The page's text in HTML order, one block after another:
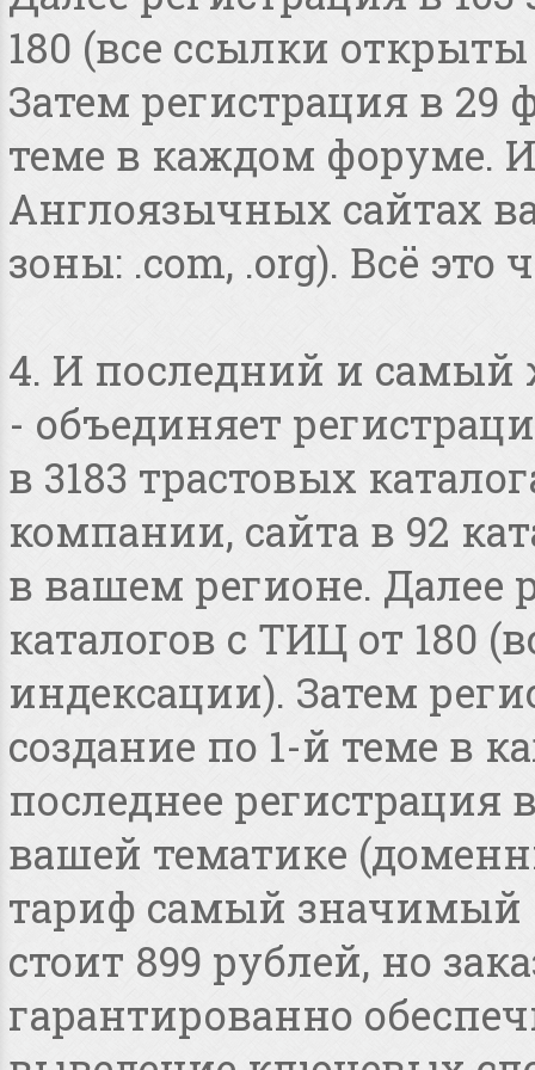
180 (все ссылки
Затем регистрация в 29
теме в каждом форуме.
Англоязычных сайтах
зоны: .com, .org). Всё это
4. И последний и
- объединяет
в 3183 трастовых
компании, сайта в 92
в вашем регионе. Далее
каталогов с ТИЦ от 180
индексации). Затем
создание по 1-й теме в
последнее регистрация
вашей тематике
тариф самый значимый
стоит 899 рублей, но
гарантированно